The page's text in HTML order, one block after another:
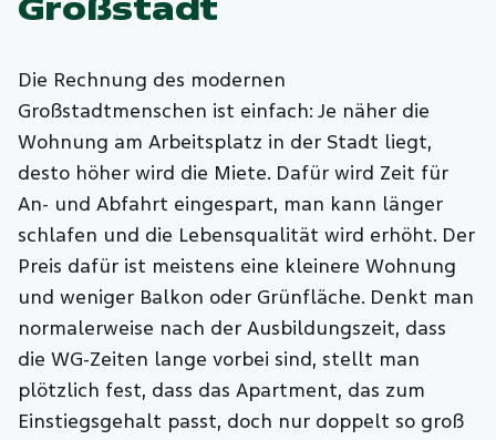
Großstadt
Die Rechnung des modernen
Großstadtmenschen ist einfach: Je näher die
Wohnung am Arbeitsplatz in der Stadt liegt,
desto höher wird die Miete. Dafür wird Zeit für
An- und Abfahrt eingespart, man kann länger
schlafen und die Lebensqualität wird erhöht. Der
Preis dafür ist meistens eine kleinere Wohnung
und weniger Balkon oder Grünfläche. Denkt man
normalerweise nach der Ausbildungszeit, dass
die WG-Zeiten lange vorbei sind, stellt man
plötzlich fest, dass das Apartment, das zum
Einstiegsgehalt passt, doch nur doppelt so groß